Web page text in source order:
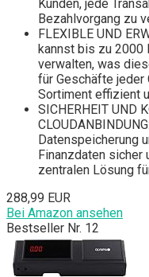
Kunden, jede
Bezahlvorgang zu
FLEXIBLE UND
kannst bis zu 2000
verwalten, was
für Geschäfte jeder
Sortiment effizient
SICHERHEIT UND
Datenspeicherung
Finanzdaten sicher
zentralen Lösung
288,99 EUR
Bei Amazon ansehen
Bestseller Nr. 12